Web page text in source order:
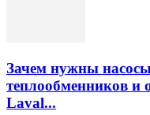
Зачем нужны
теплообменников и
Laval...